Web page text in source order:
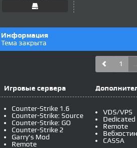
Информация
Тема закрыта
1
Игровые сервера
Counter-Strike 1.6
Counter-Strike: Source
Counter-Strike: GO
Counter-Strike 2
Garry's Mod
Remote
VDS/VPS
Dedicated
Remote
CASSA